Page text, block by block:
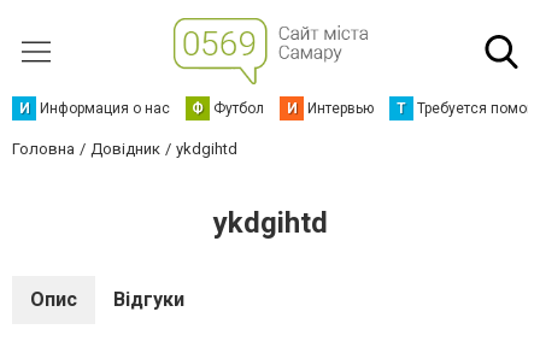
И Информация о нас Ф Футбол И Интервью Т Требуется
Головна Довідник ykdgihtd
ykdgihtd
Опис Відгуки